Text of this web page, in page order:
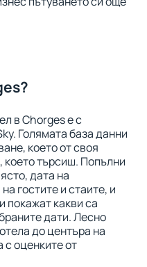
в Chorges е с
Голямата база данни
което от своя
което търсиш. Попълни
дата на
гостите и стаите, и
покажат какви са
дати. Лесно
до центъра на
с оценките от